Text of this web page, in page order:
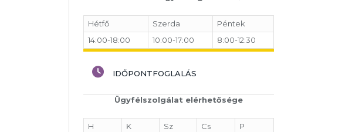
Hétfő Szerda
Péntek
14:00-18:00
10:00-17:00 8:00-12:30
IDŐPONTFOGLALÁS
Ügyfélszolgálat elérhetősége
H K Sz Cs
P